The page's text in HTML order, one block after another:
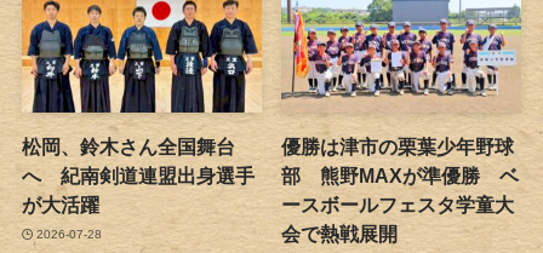
松岡、鈴木さん全国舞台
へ 紀南剣道連盟出身選手
が大活躍
2026-07-28
優勝は津市の栗葉少年野球
部 熊野MAXが準優勝 ベ
ースボールフェスタ学童大
会で熱戦展開